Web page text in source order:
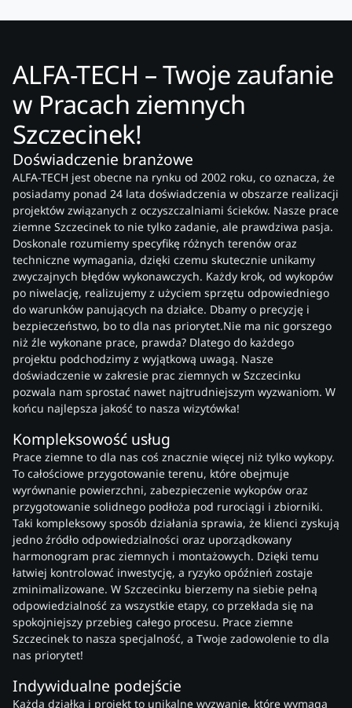
ALFA-TECH – Twoje zaufanie
w Pracach ziemnych
Szczecinek!
Doświadczenie branżowe
ALFA-TECH jest obecne na rynku od 2002 roku, co oznacza, że
posiadamy ponad 24 lata doświadczenia w obszarze realizacji
projektów związanych z oczyszczalniami ścieków. Nasze prace
ziemne Szczecinek to nie tylko zadanie, ale prawdziwa pasja.
Doskonale rozumiemy specyfikę różnych terenów oraz
techniczne wymagania, dzięki czemu skutecznie unikamy
zwyczajnych błędów wykonawczych. Każdy krok, od wykopów
po niwelację, realizujemy z użyciem sprzętu odpowiedniego
do warunków panujących na działce. Dbamy o precyzję i
bezpieczeństwo, bo to dla nas priorytet.Nie ma nic gorszego
niż źle wykonane prace, prawda? Dlatego do każdego
projektu podchodzimy z wyjątkową uwagą. Nasze
doświadczenie w zakresie prac ziemnych w Szczecinku
pozwala nam sprostać nawet najtrudniejszym wyzwaniom. W
końcu najlepsza jakość to nasza wizytówka!
Kompleksowość usług
Prace ziemne to dla nas coś znacznie więcej niż tylko wykopy.
To całościowe przygotowanie terenu, które obejmuje
wyrównanie powierzchni, zabezpieczenie wykopów oraz
przygotowanie solidnego podłoża pod rurociągi i zbiorniki.
Taki kompleksowy sposób działania sprawia, że klienci zyskują
jedno źródło odpowiedzialności oraz uporządkowany
harmonogram prac ziemnych i montażowych. Dzięki temu
łatwiej kontrolować inwestycję, a ryzyko opóźnień zostaje
zminimalizowane. W Szczecinku bierzemy na siebie pełną
odpowiedzialność za wszystkie etapy, co przekłada się na
spokojniejszy przebieg całego procesu. Prace ziemne
Szczecinek to nasza specjalność, a Twoje zadowolenie to dla
nas priorytet!
Indywidualne podejście
Każda działka i projekt to unikalne wyzwanie, które wymaga